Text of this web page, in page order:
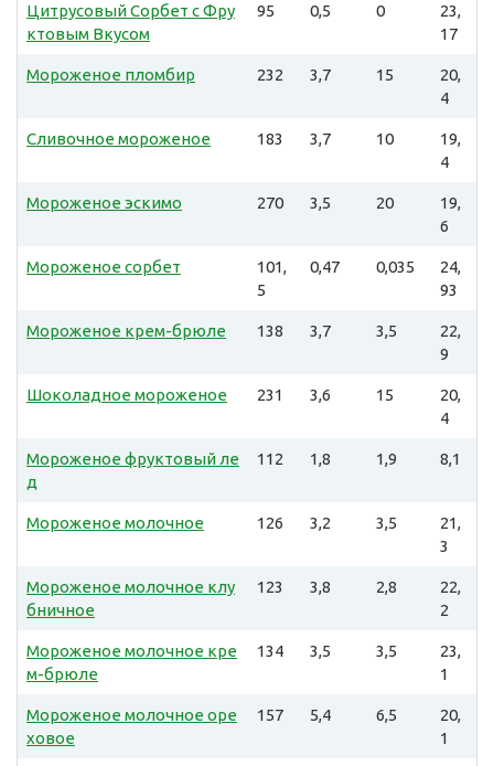
Цитрусовый Сорбет с Фру
ктовым Вкусом
95 0,5 0
23,
17
Мороженое пломбир 232 3,7 15
20,
4
Сливочное мороженое 183 3,7 10
19,
4
Мороженое эскимо 270 3,5 20
19,
6
Мороженое сорбет
101,
5
0,47 0,035
24,
93
Мороженое крем-брюле 138 3,7 3,5
22,
9
Шоколадное мороженое 231 3,6 15
20,
4
Мороженое фруктовый ле
д
112 1,8 1,9 8,1
Мороженое молочное 126 3,2 3,5
21,
3
Мороженое молочное клу
бничное
123 3,8 2,8
22,
2
Мороженое молочное кре
м-брюле
134 3,5 3,5
23,
1
Мороженое молочное оре
ховое
157 5,4 6,5
20,
1